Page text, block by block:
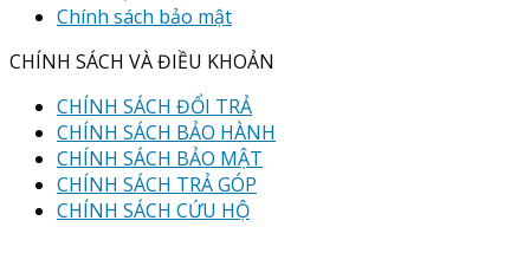
Chính sách bảo mật
CHÍNH SÁCH VÀ ĐIỀU KHOẢN
CHÍNH SÁCH ĐỔI TRẢ
CHÍNH SÁCH BẢO HÀNH
CHÍNH SÁCH BẢO MẬT
CHÍNH SÁCH TRẢ GÓP
CHÍNH SÁCH CỨU HỘ